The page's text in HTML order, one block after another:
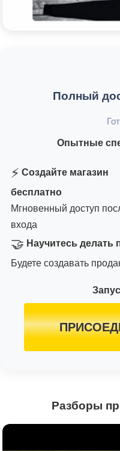
Полный
Опытные
⚡ Создайте магазин
бесплатно
Мгновенный доступ
входа
🤝 Научитесь
Будете создавать
Разборы